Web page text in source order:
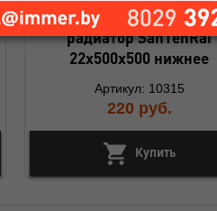
Стальной панельный
радиатор SanTehRai
22х500х500 нижнее
Артикул: 10315
220 руб.
Купить